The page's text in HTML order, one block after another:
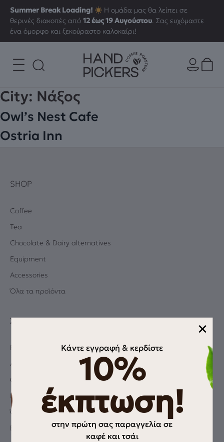
Summer Break Loading!
Η ομάδα μας θα λείπει σε
θερινές διακοπές από12 έως 19 Αυγούστου. Σας ευχόμαστε
ένα όμορφο και ξεκούραστο καλοκαίρι!
City: Νάξος
Owl’s Nest Cafe
Ostria Inn
×
Κάντε εγγραφή & κερδίστε
10%
έκπτωση!
στην πρώτη σας παραγγελία σε
καφέ και τσάι
SHOP
Coffee
Tea
Chocolate & Dairy alternatives
Equipment
Accessories
Όλα τα προϊόντα
ΣΧΕΤΙΚΆ
Blog
Albums
Coffee Quiz
Πολιτική Απορρήτου
Όροι χρήσης
Επικοινωνία